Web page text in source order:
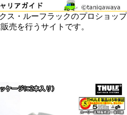
ス・ルーフラックのプロショップ
売を行うサイトです。